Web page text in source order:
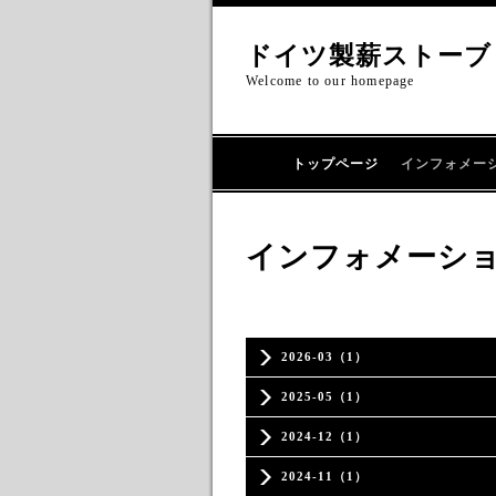
ドイツ製薪ストー
Welcome to our homepage
トップページ インフォメー
2026-03（1）
2025-05（1）
2024-12（1）
2024-11（1）
インフォメーシ